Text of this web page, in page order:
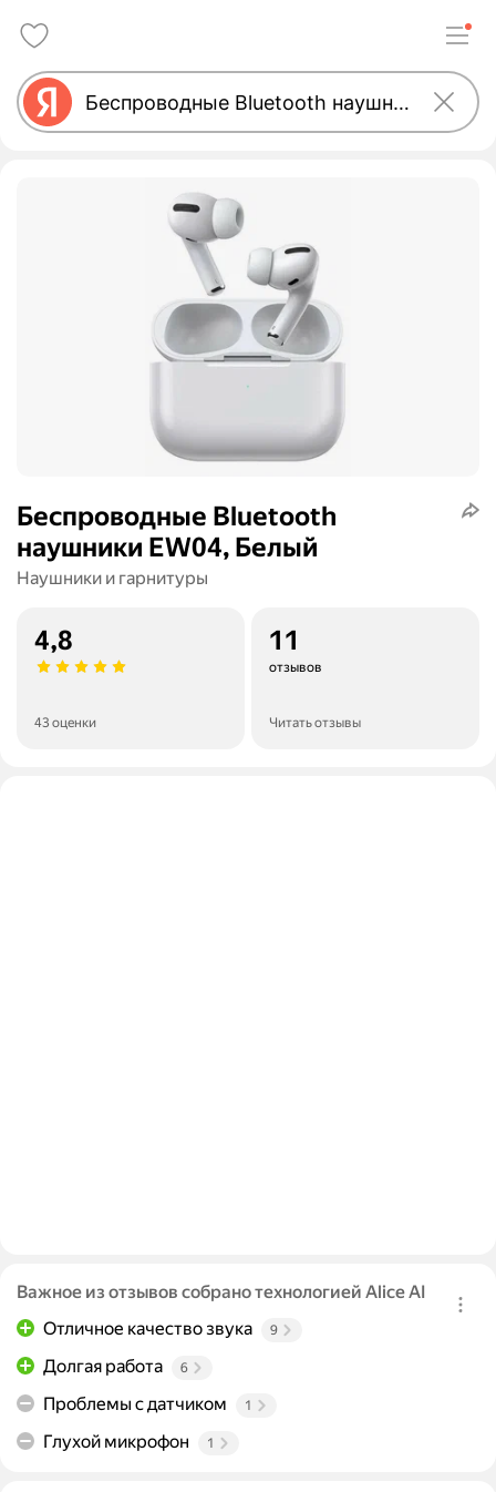
Беспроводные Bluetooth
наушники EW04, Белый
Наушники и гарнитуры
4,8
43 оценки
11
отзывов
Читать отзывы
Важное из отзывов собрано технологией Alice AI
Отличное качество звука
9
Долгая работа 6
Проблемы с датчиком 1
Глухой микрофон 1